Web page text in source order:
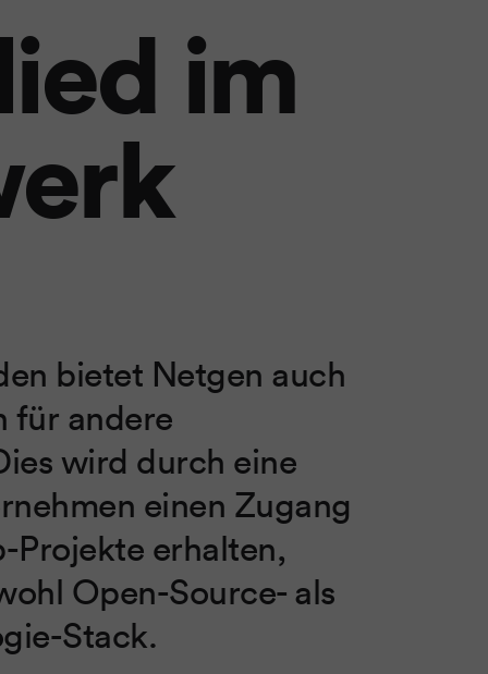
im
bietet Netgen auch
für andere
wird durch eine
einen Zugang
Projekte erhalten,
Open-Source- als
Stack.